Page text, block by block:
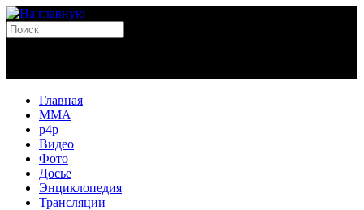
Главная
MMA
p4p
Видео
Фото
Досье
Энциклопедия
Трансляции